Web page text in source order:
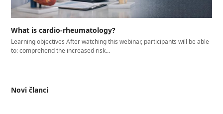
What is cardio-rheumatology?
Learning objectives After watching this webinar, participants will be able
to: comprehend the increased risk…
Novi članci